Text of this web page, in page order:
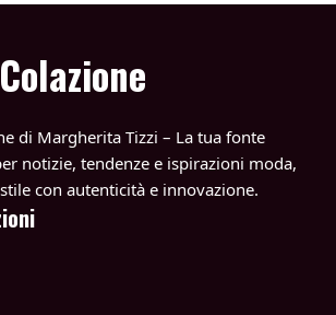
di Margherita Tizzi – La tua fonte
notizie, tendenze e ispirazioni moda,
con autenticità e innovazione.